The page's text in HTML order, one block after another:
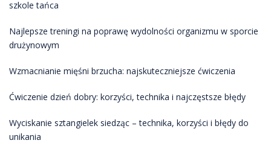
szkole tańca
Najlepsze treningi na poprawę wydolności organizmu w sporcie
drużynowym
Wzmacnianie mięśni brzucha: najskuteczniejsze ćwiczenia
Ćwiczenie dzień dobry: korzyści, technika i najczęstsze błędy
Wyciskanie sztangielek siedząc – technika, korzyści i błędy do
unikania